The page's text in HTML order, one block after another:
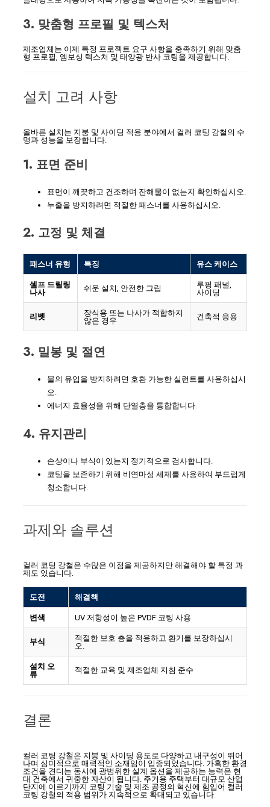
3. 맞춤형 프로필 및 텍스처
제조업체는 이제 특정 프로젝트 요구 사항을 충족하기 위해 맞춤
형 프로필, 엠보싱 텍스처 및 태양광 반사 코팅을 제공합니다.
설치 고려 사항
올바른 설치는 지붕 및 사이딩 적용 분야에서 컬러 코팅 강철의 수
명과 성능을 보장합니다.
1. 표면 준비
표면이 깨끗하고 건조하며 잔해물이 없는지 확인하십시오.
누출을 방지하려면 적절한 패스너를 사용하십시오.
2. 고정 및 체결
패스너 유형 특징 유스 케이스
셀프 드릴링
나사
쉬운 설치, 안전한 그립
루핑 패널,
사이딩
리벳
장식용 또는 나사가 적합하지
않은 경우
건축적 응용
3. 밀봉 및 절연
물의 유입을 방지하려면 호환 가능한 실런트를 사용하십시
오.
에너지 효율성을 위해 단열층을 통합합니다.
4. 유지관리
손상이나 부식이 있는지 정기적으로 검사합니다.
코팅을 보존하기 위해 비연마성 세제를 사용하여 부드럽게
청소합니다.
과제와 솔루션
컬러 코팅 강철은 수많은 이점을 제공하지만 해결해야 할 특정 과
제도 있습니다.
도전 해결책
변색 UV 저항성이 높은 PVDF 코팅 사용
부식
적절한 보호 층을 적용하고 환기를 보장하십시
오.
설치 오
류
적절한 교육 및 제조업체 지침 준수
결론
컬러 코팅 강철은 지붕 및 사이딩 용도로 다양하고 내구성이 뛰어
나며 심미적으로 매력적인 소재임이 입증되었습니다. 가혹한 환경
조건을 견디는 동시에 광범위한 설계 옵션을 제공하는 능력은 현
대 건축에서 귀중한 자산이 됩니다. 주거용 주택부터 대규모 산업
단지에 이르기까지 코팅 기술 및 제조 공정의 혁신에 힘입어 컬러
코팅 강철의 적용 범위가 지속적으로 확대되고 있습니다.